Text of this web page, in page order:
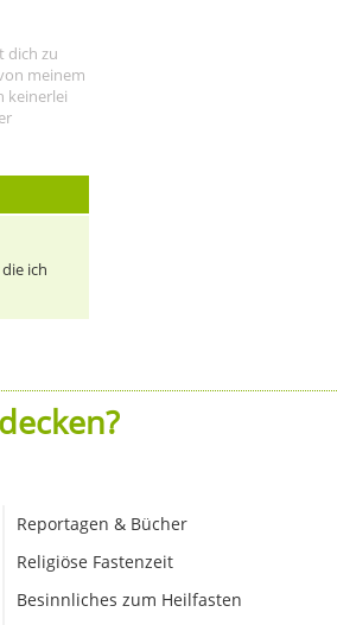
dich zu
meinem
keinerlei
ich
Reportagen & Bücher
Religiöse Fastenzeit
Besinnliches zum Heilfasten